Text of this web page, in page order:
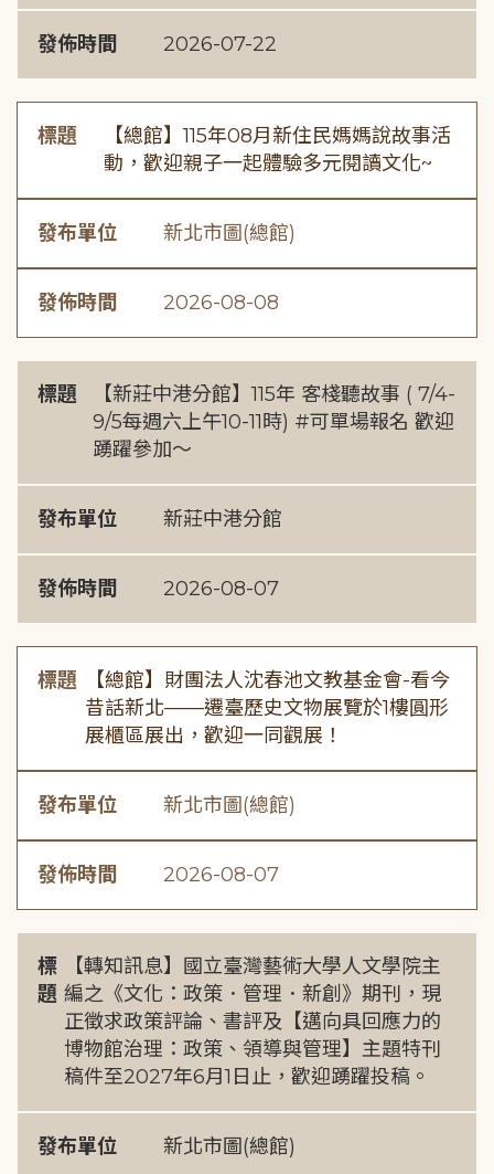
發佈時間 2026-07-22
標題
【總館】115年08月新住民媽媽說故事活
動，歡迎親子一起體驗多元閱讀文化~
發布單位 新北市圖(總館)
發佈時間 2026-08-08
標題
【新莊中港分館】115年 客棧聽故事 ( 7/4-
9/5每週六上午10-11時) #可單場報名 歡迎
踴躍參加～
發布單位 新莊中港分館
發佈時間 2026-08-07
標題
【總館】財團法人沈春池文教基金會-看今
昔話新北——遷臺歷史文物展覽於1樓圓形
展櫃區展出，歡迎一同觀展！
發布單位 新北市圖(總館)
發佈時間 2026-08-07
標
題
【轉知訊息】國立臺灣藝術大學人文學院主
編之《文化：政策．管理．新創》期刊，現
正徵求政策評論、書評及【邁向具回應力的
博物館治理：政策、領導與管理】主題特刊
稿件至2027年6月1日止，歡迎踴躍投稿。
發布單位 新北市圖(總館)